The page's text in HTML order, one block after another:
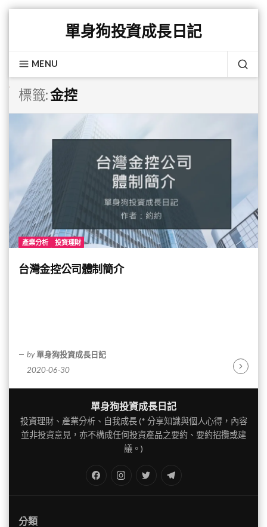
content
單身狗投資成長日記
MENU
標籤:金控
產業分析 投資理財
台灣金控公司體制簡介
by 單身狗投資成長日記
2020-06-30
單身狗投資成長日記
投資理財、產業分析、自我成長 (* 分享知識與個人心得，內容
並非投資意見，亦不構成任何投資產品之要約、要約招攬或建
議。)
Twitter
分類